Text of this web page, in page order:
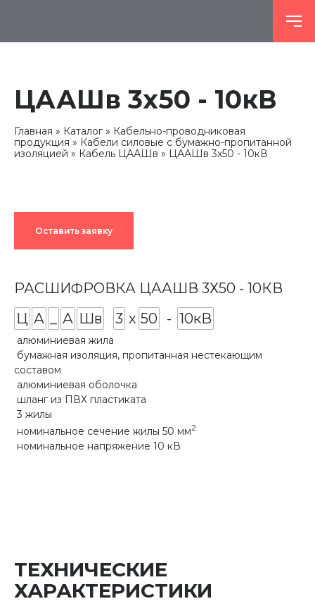
ЦААШв 3х50 - 10кВ
Главная Каталог
Кабельно-проводниковая
продукция
Кабели силовые с бумажно-пропитанной
изоляцией
Кабель ЦААШв ЦААШв 3х50 - 10кВ
Оставить заявку
РАСШИФРОВКА ЦААШВ 3Х50 - 10КВ
Ц А А Шв 3 х 50 - 10кВ
алюминиевая жила
бумажная изоляция, пропитанная нестекающим
составом
алюминиевая оболочка
шланг из ПВХ пластиката
3 жилы
номинальное сечение жилы 50 мм2
номинальное напряжение 10 кВ
ТЕХНИЧЕСКИЕ
ХАРАКТЕРИСТИКИ